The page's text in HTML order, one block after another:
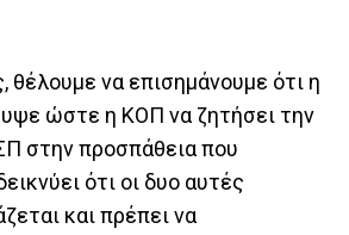
θέλουμε να επισημάνουμε ότι η
ώστε η ΚΟΠ να ζητήσει την
στην προσπάθεια που
ότι οι δυο αυτές
και πρέπει να